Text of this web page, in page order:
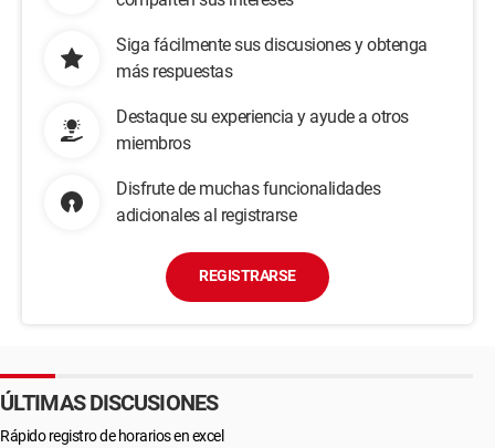
Siga fácilmente sus discusiones y obtenga
más respuestas
Destaque su experiencia y ayude a otros
miembros
Disfrute de muchas funcionalidades
adicionales al registrarse
REGISTRARSE
ÚLTIMAS DISCUSIONES
Rápido registro de horarios en excel